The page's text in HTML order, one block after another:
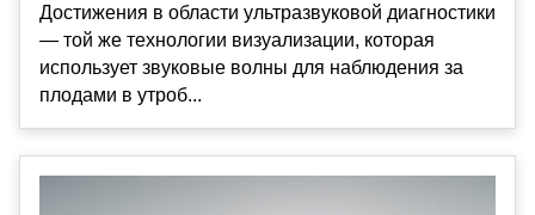
Достижения в области ультразвуковой диагностики
— той же технологии визуализации, которая
использует звуковые волны для наблюдения за
плодами в утроб...